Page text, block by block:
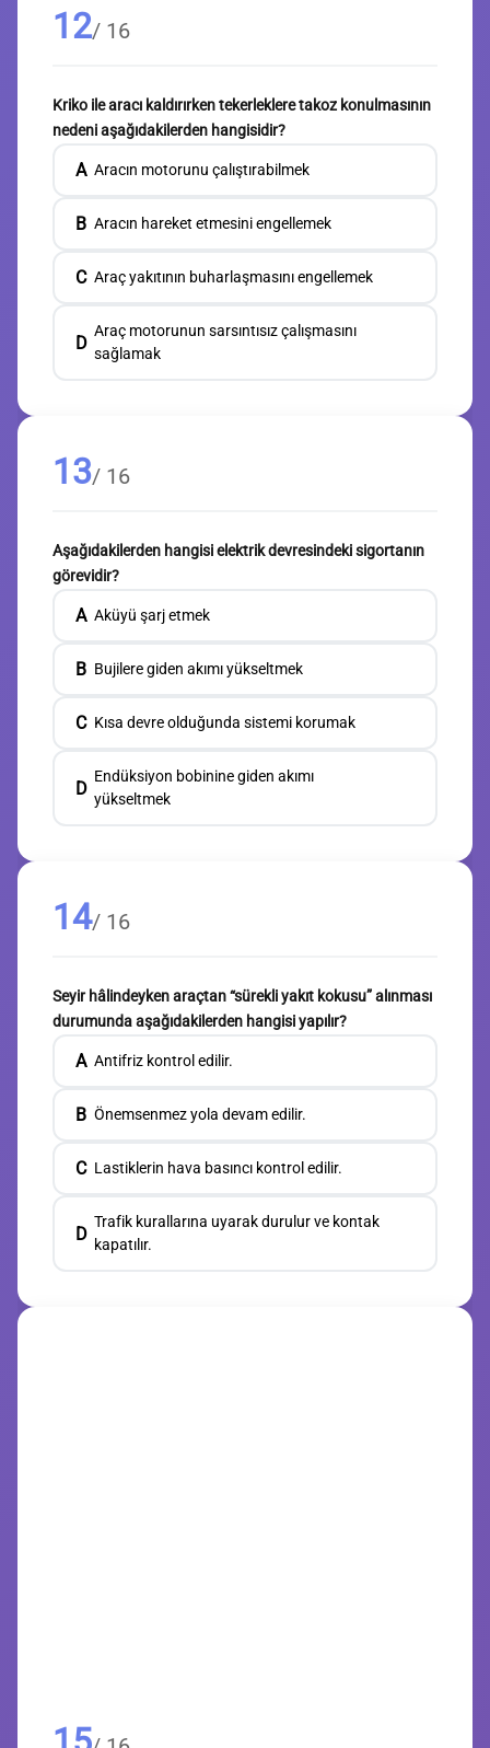
12/ 16
Kriko ile aracı kaldırırken tekerleklere takoz konulmasının
nedeni aşağıdakilerden hangisidir?
A Aracın motorunu çalıştırabilmek
B Aracın hareket etmesini engellemek
C Araç yakıtının buharlaşmasını engellemek
D
Araç motorunun sarsıntısız çalışmasını
sağlamak
13/ 16
Aşağıdakilerden hangisi elektrik devresindeki sigortanın
görevidir?
A Aküyü şarj etmek
B Bujilere giden akımı yükseltmek
C Kısa devre olduğunda sistemi korumak
D
Endüksiyon bobinine giden akımı
yükseltmek
14/ 16
Seyir hâlindeyken araçtan “sürekli yakıt kokusu” alınması
durumunda aşağıdakilerden hangisi yapılır?
A Antifriz kontrol edilir.
B Önemsenmez yola devam edilir.
C Lastiklerin hava basıncı kontrol edilir.
D
Trafik kurallarına uyarak durulur ve kontak
kapatılır.